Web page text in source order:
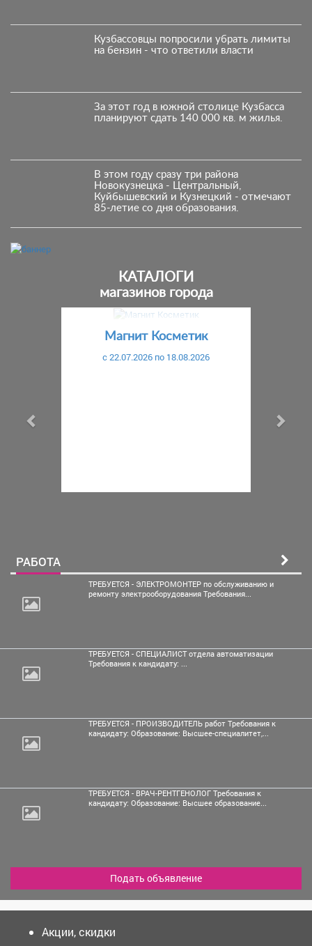
Кузбассовцы попросили убрать лимиты
на бензин - что ответили власти
За этот год в южной столице Кузбасса
планируют сдать 140 000 кв. м жилья.
В этом году сразу три района
Новокузнецка - Центральный,
Куйбышевский и Кузнецкий - отмечают
85-летие со дня образования.
КАТАЛОГИ
магазинов города
Магнит Косметик
c 22.07.2026 по 18.08.2026
РАБОТА
ТРЕБУЕТСЯ - ЭЛЕКТРОМОНТЕР по обслуживанию и
ремонту электрооборудования Требования...
ТРЕБУЕТСЯ - СПЕЦИАЛИСТ отдела автоматизации
Требования к кандидату: ...
ТРЕБУЕТСЯ - ПРОИЗВОДИТЕЛЬ работ Требования к
кандидату: Образование: Высшее-специалитет,...
ТРЕБУЕТСЯ - ВРАЧ-РЕНТГЕНОЛОГ Требования к
кандидату: Образование: Высшее образование...
Подать объявление
Акции, скидки